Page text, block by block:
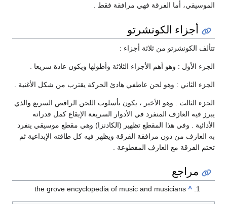
الموسيقي، أما الفرقة فهي مرافقة فقط .
أجزاء الكونشرتو
تتألف الكونشرتو من ثلاثة أجزاء :
الجزء الأول : وهو أهم الأجزاء الثلاثة وأطولها ويكون عادة سريعا .
الجزء الثاني : وهو لحن عاطفي هادئ الحركة يقترب من شكل الأغنية .
الجزء الثالث : وهو الأخير ، يكون بأسلوب اللحن الراقص السريع والذي
يبرز فيه العازف المنفرد في الأدوار السريعة الإيقاع كمل قدراته
الأدائية . وفي هذا المقطع تظهير (الكادنزا) وهي مقطع موسيقي ينفرد
به العازف من دون مرافقة الفرقة ويظهر فيه كل طاقته الإبداعية ثم
تختم الفرقة مع العازف المقطوعة .
مراجع
^
the grove encyclopedia of music and musicians